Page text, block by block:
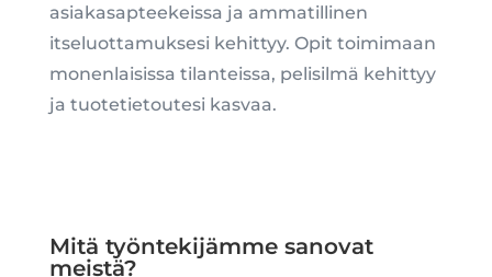
asiakasapteekeissa ja ammatillinen
itseluottamuksesi kehittyy. Opit toimimaan
monenlaisissa tilanteissa, pelisilmä kehittyy
ja tuotetietoutesi kasvaa.
Mitä työntekijämme sanovat
meistä?